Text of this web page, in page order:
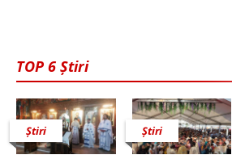
TOP 6 Știri
Știri Știri